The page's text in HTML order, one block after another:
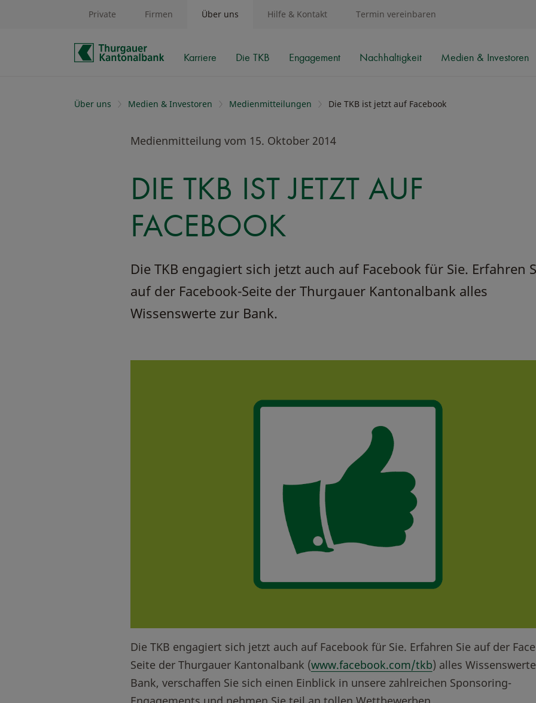
Schnelle Navigation
Private Firmen Über uns
Karriere Die TKB Engagement Nachhaltigkeit Medien & Investoren
Hilfe & Kontakt Termin vereinbaren
Über uns Medien & Investoren Medienmitteilungen Die TKB ist jetzt auf Facebook
Medienmitteilung vom 15. Oktober 2014
DIE TKB IST JETZT AUF
FACEBOOK
Die TKB engagiert sich jetzt auch auf Facebook für Sie. Erfahren
auf der Facebook-Seite der Thurgauer Kantonalbank alles
Wissenswerte zur Bank.
Die TKB engagiert sich jetzt auch auf Facebook für Sie. Erfahren Sie auf der
Seite der Thurgauer Kantonalbank (www.facebook.com/tkb) alles
Bank, verschaffen Sie sich einen Einblick in unsere zahlreichen Sponsoring-